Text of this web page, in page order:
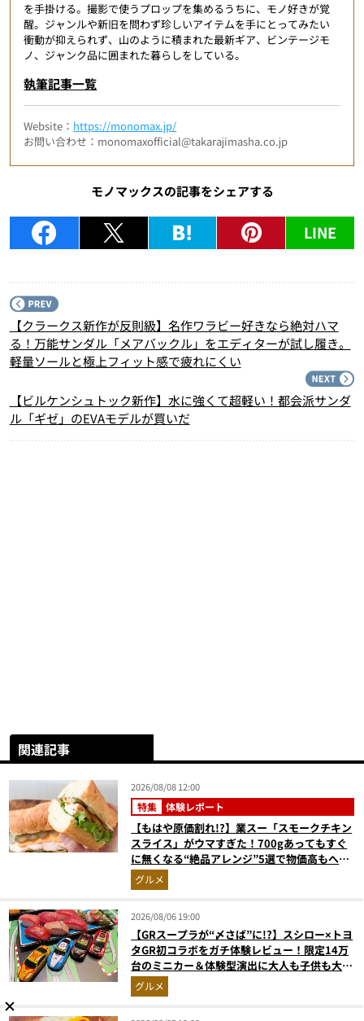
を手掛ける。撮影で使うプロップを集めるうちに、モノ好きが覚
醒。ジャンルや新旧を問わず珍しいアイテムを手にとってみたい
衝動が抑えられず、山のように積まれた最新ギア、ビンテージモ
ノ、ジャンク品に囲まれた暮らしをしている。
執筆記事一覧
Website： https://monomax.jp/
お問い合わせ：monomaxofficial@takarajimasha.co.jp
モノマックスの記事をシェアする
LINE
【クラークス新作が反則級】名作ワラビー好きなら絶対ハマ
る！万能サンダル「メアバックル」をエディターが試し履き。
軽量ソールと極上フィット感で疲れにくい
【ビルケンシュトック新作】水に強くて超軽い！都会派サンダ
ル「ギゼ」のEVAモデルが買いだ
関連記事
2026/08/08 12:00
特集 体験レポート
【もはや原価割れ!?】業スー「スモークチキン
スライス」がウマすぎた！700gあってもすぐ
に無くなる“絶品アレンジ”5選で物価高もへっ
ちゃら
グルメ
2026/08/06 19:00
【GRスープラが“〆さば”に!?】スシロー×トヨ
タGR初コラボをガチ体験レビュー！限定14万
台のミニカー＆体験型演出に大人も子供も大興
奮間違いなし
グルメ